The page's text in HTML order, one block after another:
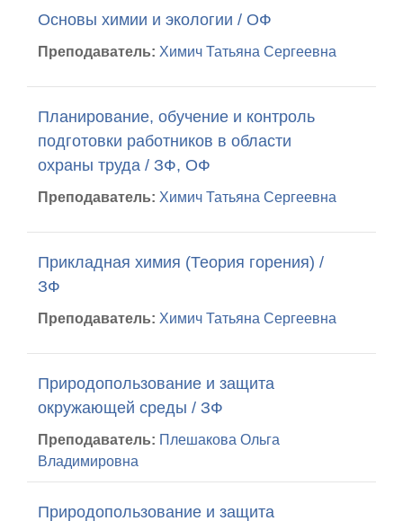
Основы химии и экологии / ОФ
Преподаватель: Химич Татьяна Сергеевна
Планирование, обучение и контроль
подготовки работников в области
охраны труда / ЗФ, ОФ
Преподаватель: Химич Татьяна Сергеевна
Прикладная химия (Теория горения) /
ЗФ
Преподаватель: Химич Татьяна Сергеевна
Природопользование и защита
окружающей среды / ЗФ
Преподаватель: Плешакова Ольга
Владимировна
Природопользование и защита